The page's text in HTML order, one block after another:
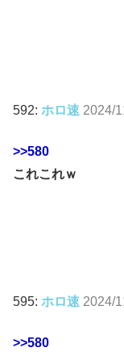
592: ホロ速 2024/
>>580
これこれｗ
595: ホロ速 2024/
>>580